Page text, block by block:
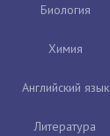
Биология
Химия
Английский язык
Литература